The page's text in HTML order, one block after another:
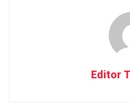
Editor